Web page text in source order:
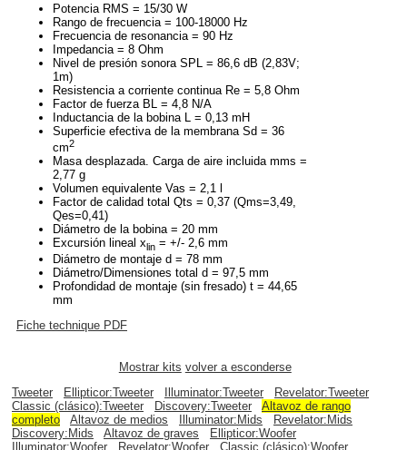
Potencia RMS = 15/30 W
Rango de frecuencia = 100-18000 Hz
Frecuencia de resonancia = 90 Hz
Impedancia = 8 Ohm
Nivel de presión sonora SPL = 86,6 dB (2,83V;
1m)
Resistencia a corriente continua Re = 5,8 Ohm
Factor de fuerza BL = 4,8 N/A
Inductancia de la bobina L = 0,13 mH
Superficie efectiva de la membrana Sd = 36
cm2
Masa desplazada. Carga de aire incluida mms =
2,77 g
Volumen equivalente Vas = 2,1 l
Factor de calidad total Qts = 0,37 (Qms=3,49,
Qes=0,41)
Diámetro de la bobina = 20 mm
Excursión lineal xlin = +/- 2,6 mm
Diámetro de montaje d = 78 mm
Diámetro/Dimensiones total d = 97,5 mm
Profondidad de montaje (sin fresado) t = 44,65
mm
Fiche technique PDF
Mostrar kits volver a esconderse
Tweeter
Ellipticor:Tweeter Illuminator:Tweeter
Revelator:Tweeter
Classic (clásico):Tweeter
Discovery:Tweeter
Altavoz de rango
completo
Altavoz de medios Illuminator:Mids
Revelator:Mids
Discovery:Mids
Altavoz de graves
Ellipticor:Woofer
Illuminator:Woofer
Revelator:Woofer Classic (clásico):Woofer